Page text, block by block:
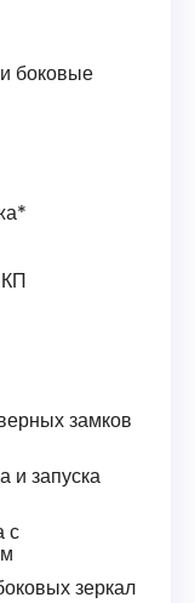
боковые
замков
и запуска
с
зеркал